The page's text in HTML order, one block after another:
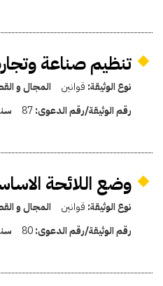
تنظيم صناعة
نوع الوثيقة: قوانين المجال و
رقم الوثيقة/رقم الدعوى:87
وضع اللائحة
نوع الوثيقة: قوانين المجال و
رقم الوثيقة/رقم الدعوى:80